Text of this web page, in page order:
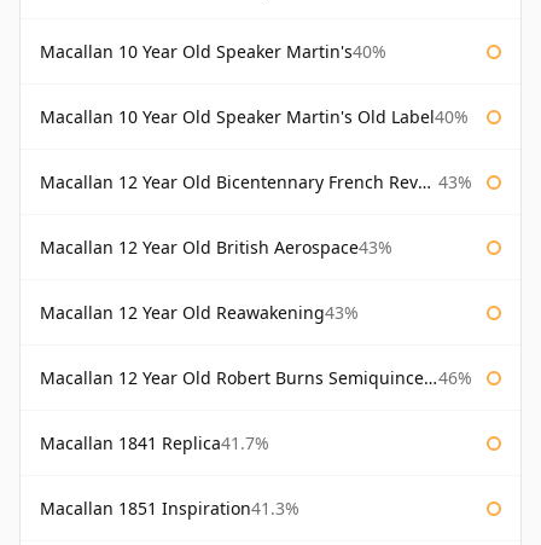
Macallan 10 Year Old Speaker Martin's40%
Macallan 10 Year Old Speaker Martin's Old Label40%
Macallan 12 Year Old Bicentennary French Revolution 43%
Macallan 12 Year Old British Aerospace43%
Macallan 12 Year Old Reawakening43%
Macallan 12 Year Old Robert Burns Semiquincentenary 46%
Macallan 1841 Replica41.7%
Macallan 1851 Inspiration41.3%